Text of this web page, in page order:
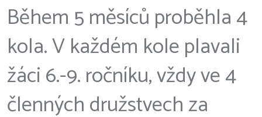
Během 5 měsíců proběhla 4
kola. V každém kole plavali
žáci 6.-9. ročníku, vždy ve 4
členných družstvech za